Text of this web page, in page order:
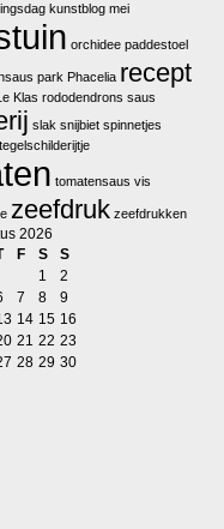
kunstblog mei
orchidee paddestoel
park Phacelia recept
Klas rododendrons saus
slak snijbiet spinnetjes
tegelschilderijtje
tomatensaus vis
zeefdruk zeefdrukken
2026
F S
S
1
2
7 8
9
14 15 16
21 22 23
28 29 30